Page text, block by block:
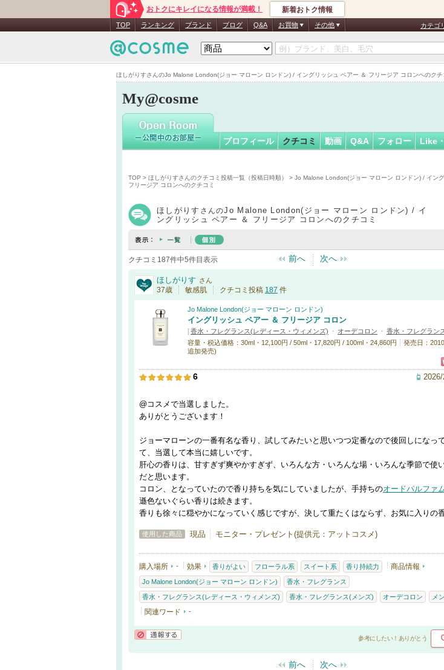
ほしがりすさんのJo Malone London(ジョー マローン ロンドン) / イングリッシュ ペアー ＆ フリージア コロンへのクチ
おトクにキレイになる情報が満載！ 新着おトク情報
TOP ランキング ブランド ブログ Q&A お買物 その他 カテゴ
My@cosme
ほしがりすさん
プロフィール クチコミ 動画 Q&A フォロー Like
TOP > ほしがりすさんのクチコミ投稿一覧（投稿日時順）
> Jo Malone London(ジョー マローン ロンドン) / イン
フリージア コロンへのクチコミ
ほしがりす さんのJo Malone London(ジョー マローン ロンドン) / イ
ングリッシュ ペアー ＆ フリージア コロンへのクチコミ
クチコミ187件中5件目表示 前へ 次へ
ほしがりす さん
37歳 敏感肌 クチコミ投稿 187 件
Jo Malone London(ジョー マローン ロンドン)
イングリッシュ ペアー ＆ フリージア コロン
[香水・フレグランス(レディース・ウィメンズ) ・ オーデコロン ・ 香水・フレグラン
容量・税込価格：30ml・12,100円 / 50ml・17,820円 / 100ml・24,860円
発売日：
追加発売)
6
@コスメで当選しました。
ありがとうございます！
ジョーマローンの一番有名な香り、試してみたいと思いつつ定番なので後回しになっ
て、当選して本当に嬉しいです。
肝心の香りは、甘すぎず爽やかすぎず、いろんな方・いろんな場・いろんな季節で使
だと思います。
コロン、となっていたので香り持ちを気にしていましたが、手持ちのオードパルファ
遜色ないぐらい香りは続きます。
香りも徐々に穏やかになっていく感じですが、決して重たくはならず、お気に入りの香
使用した商品 現品 モニター・プレゼント(提供元：アットコスメ)
購入場所 - 効果 香りがよい フローラル系 スイート系 香り持続力 商品情報
Jo Malone London(ジョー マローン ロンドン) 香水・フレグランス
香水・フレグランス(レディース・ウィメンズ) 香水・フレグランス(メンズ) オーデコロン メ
関連ワード -
参考にしたい！ありがとう
前へ 次へ